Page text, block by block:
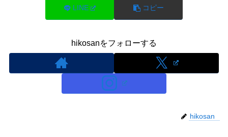
LINE コピー
hikosanをフォローする
hikosan